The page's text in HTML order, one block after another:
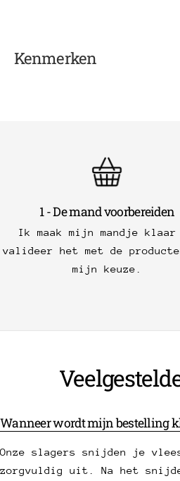
Kenmerken
1 - De mand voorbereiden
Ik maak mijn mandje klaar
valideer het met de
mijn keuze.
Wanneer wordt mijn bestelling
Onze slagers snijden je
zorgvuldig uit. Na het